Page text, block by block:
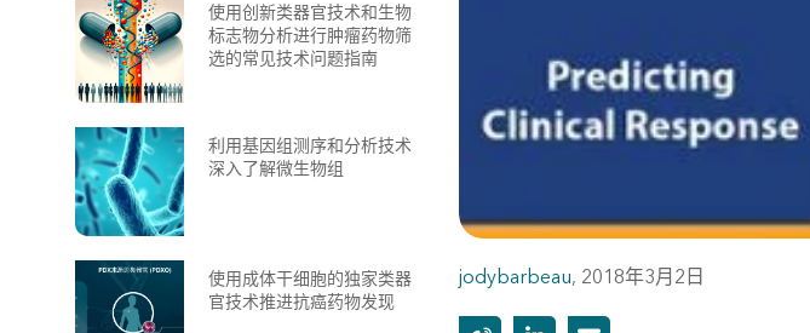
jodybarbeau, 2018年3月2日
使用创新类器官技术和生物
标志物分析进行肿瘤药物筛
选的常见技术问题指南
利用基因组测序和分析技术
深入了解微生物组
使用成体干细胞的独家类器
官技术推进抗癌药物发现